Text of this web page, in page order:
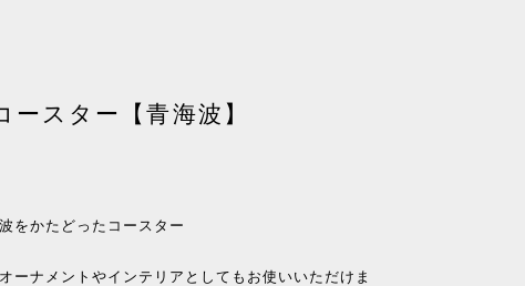
スター【青海波】
をかたどったコースター
ーナメントやインテリアとしてもお使いいただけま